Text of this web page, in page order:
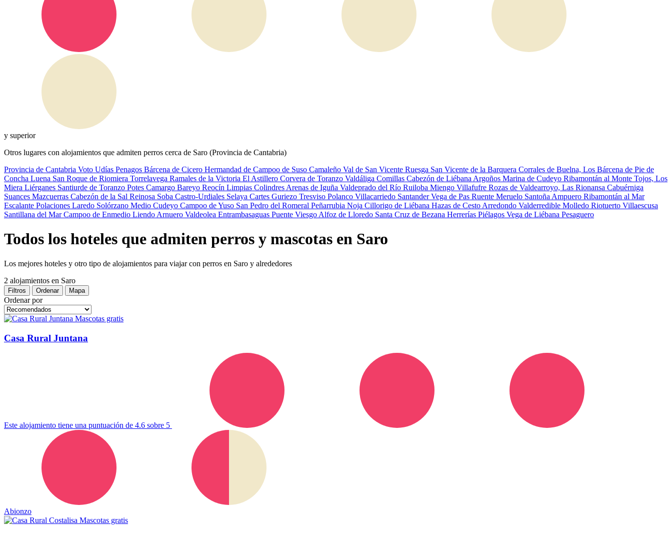
y superior
Otros lugares con alojamientos que admiten perros cerca de Saro (Provincia de Cantabria)
Provincia de Cantabria Voto Udías Penagos Bárcena de Cicero Hermandad de Campoo de Suso Camaleño Val de San Vicente Ruesga San Vicente de la Barquera Corrales de Buelna, Los Bárcena de Pie de
Concha Luena San Roque de Riomiera Torrelavega Ramales de la Victoria El Astillero Corvera de Toranzo Valdáliga Comillas Cabezón de Liébana Argoños Marina de Cudeyo Ribamontán al Monte Tojos, Los
Miera Liérganes Santiurde de Toranzo Potes Camargo Bareyo Reocín Limpias Colindres Arenas de Iguña Valdeprado del Río Ruiloba Miengo Villafufre Rozas de Valdearroyo, Las Rionansa Cabuérniga
Suances Mazcuerras Cabezón de la Sal Reinosa Soba Castro-Urdiales Selaya Cartes Guriezo Tresviso Polanco Villacarriedo SantanderVega de Pas Ruente Meruelo Santoña Ampuero Ribamontán al Mar
Escalante Polaciones Laredo Solórzano Medio Cudeyo Campoo de Yuso San Pedro del Romeral Peñarrubia Noja Cillorigo de Liébana Hazas de Cesto Arredondo Valderredible Molledo Riotuerto Villaescusa
Santillana del MarCampoo de Enmedio Liendo Arnuero Valdeolea Entrambasaguas Puente Viesgo Alfoz de Lloredo Santa Cruz de Bezana Herrerías Piélagos Vega de Liébana Pesaguero
Todos los hoteles que admiten perros y mascotas en Saro
Los mejores hoteles y otro tipo de alojamientos para viajar con perros en Saro y alrededores
2 alojamientos en Saro
Filtros Ordenar Mapa
Ordenar por
Mascotas gratis
Casa Rural Juntana
Este alojamiento tiene una puntuación de 4.6 sobre 5
Abionzo
Mascotas gratis